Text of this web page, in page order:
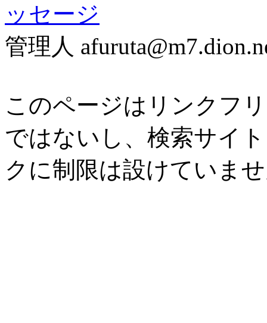
ッセージ
管理人
このページはリンクフ
ではないし、検索サイ
クに制限は設けていま